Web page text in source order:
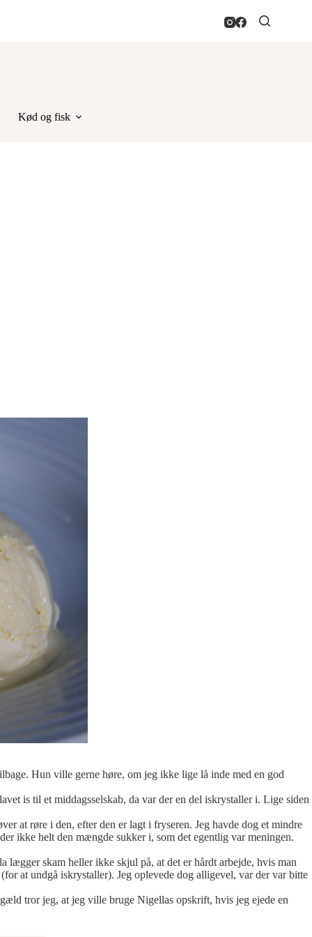
Kød og fisk
Hun ville gerne høre, om jeg ikke lige lå inde med en god
is til et middagsselskab, da var der en del iskrystaller i. Lige siden
at røre i den, efter den er lagt i fryseren. Jeg havde dog et mindre
ikke helt den mængde sukker i, som det egentlig var meningen.
lægger skam heller ikke skjul på, at det er hårdt arbejde, hvis man
at undgå iskrystaller). Jeg oplevede dog alligevel, var der var bitte
tror jeg, at jeg ville bruge Nigellas opskrift, hvis jeg ejede en